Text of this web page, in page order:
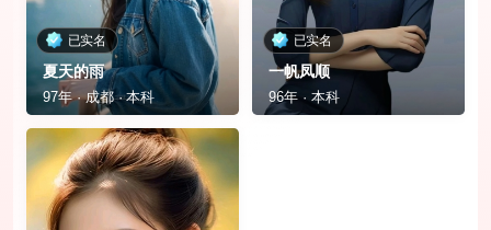
已实名
夏天的雨
97年 · 成都 · 本科
已实名
一帆凤顺
96年 · 本科